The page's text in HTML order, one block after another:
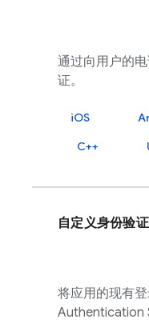
通过向用户的
证。
iOS
C++
自定义身份验
将应用的现有
Authentication